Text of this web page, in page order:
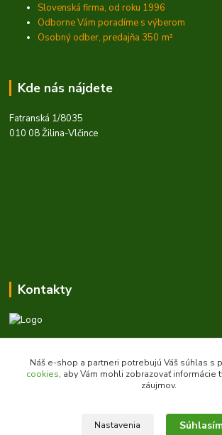
Slovenská firma, od roku 1996
Odborne Vám poradíme s výberom
Osobný odber, predajňa 350 m²
Kde nás nájdete
Fatranská 1/8035
010 08 Žilina-Vlčince
Kontakty
Zákaznícka podpora daes.sk
+421 903 707 668
(Po-Pia, 8-16 hod.)
Náš e-shop a partneri potrebujú Váš súhlas s
cookies, aby Vám mohli zobrazovať informácie
záujmov.
Nastavenia